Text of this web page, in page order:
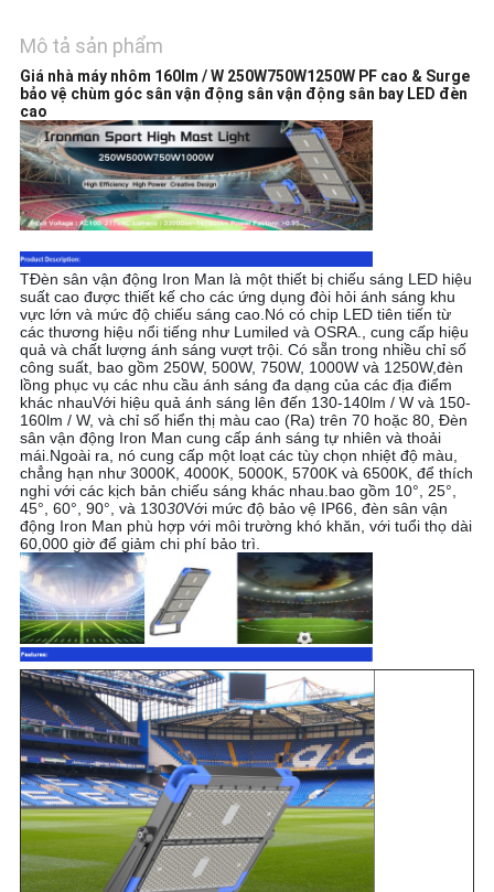
SƠ
ĐỒ
TRANG
WEB
PRIVACY
POLICY
Mô tả sản phẩm
Giá nhà máy nhôm 160lm / W 250W750W1250W PF cao & Surge
bảo vệ chùm góc sân vận động sân vận động sân bay LED đèn
cao
TĐèn sân vận động Iron Man là một thiết bị chiếu sáng LED hiệu
suất cao được thiết kế cho các ứng dụng đòi hỏi ánh sáng khu
vực lớn và mức độ chiếu sáng cao.Nó có chip LED tiên tiến từ
các thương hiệu nổi tiếng như Lumiled và OSRA., cung cấp hiệu
quả và chất lượng ánh sáng vượt trội. Có sẵn trong nhiều chỉ số
công suất, bao gồm 250W, 500W, 750W, 1000W và 1250W,đèn
lồng phục vụ các nhu cầu ánh sáng đa dạng của các địa điểm
khác nhauVới hiệu quả ánh sáng lên đến 130-140lm / W và 150-
160lm / W, và chỉ số hiển thị màu cao (Ra) trên 70 hoặc 80, Đèn
sân vận động Iron Man cung cấp ánh sáng tự nhiên và thoải
mái.Ngoài ra, nó cung cấp một loạt các tùy chọn nhiệt độ màu,
chẳng hạn như 3000K, 4000K, 5000K, 5700K và 6500K, để thích
nghi với các kịch bản chiếu sáng khác nhau.bao gồm 10°, 25°,
45°, 60°, 90°, và 13030Với mức độ bảo vệ IP66, đèn sân vận
động Iron Man phù hợp với môi trường khó khăn, với tuổi thọ dài
60,000 giờ để giảm chi phí bảo trì.